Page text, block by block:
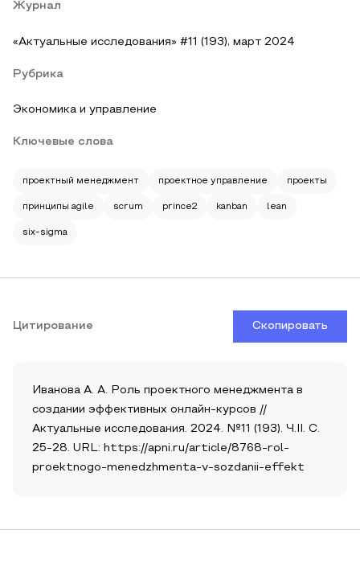
Журнал
«Актуальные исследования» #11 (193), март 2024
Рубрика
Экономика и управление
Ключевые слова
проектный менеджмент проектное управление проекты
принципы agile scrum prince2 kanban lean
six-sigma
Цитирование Скопировать
Иванова А. А. Роль проектного менеджмента в
создании эффективных онлайн-курсов //
Актуальные исследования. 2024. №11 (193). Ч.II. С.
25-28. URL: https://apni.ru/article/8768-rol-
proektnogo-menedzhmenta-v-sozdanii-effekt